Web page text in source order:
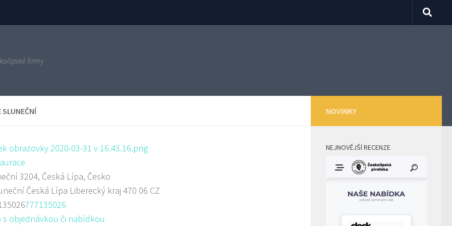
firmy
SLUNEČNÍ
3204, Česká Lípa, Česko
Česká Lípa Liberecký kraj 470 06 CZ
777135026
s objednávkou či nabídkou
NOVINKY
NEJNOVĚJŠÍ RECENZE